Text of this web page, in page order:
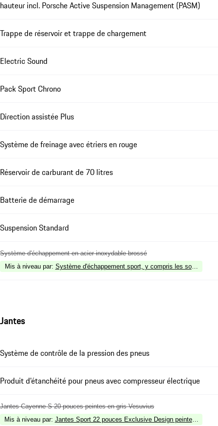
hauteur incl. Porsche Active Suspension Management (PASM)
Trappe de réservoir et trappe de chargement
Electric Sound
Pack Sport Chrono
Direction assistée Plus
Système de freinage avec étriers en rouge
Réservoir de carburant de 70 litres
Batterie de démarrage
Suspension Standard
Système d'échappement en acier inoxydable brossé
Mis à niveau par: Système d'échappement sport, y compris les sorties
Jantes
Système de contrôle de la pression des pneus
Produit d'étanchéité pour pneus avec compresseur électrique
Jantes Cayenne S 20 pouces peintes en gris Vesuvius
Mis à niveau par: Jantes Sport 22 pouces Exclusive Design peintes en noir